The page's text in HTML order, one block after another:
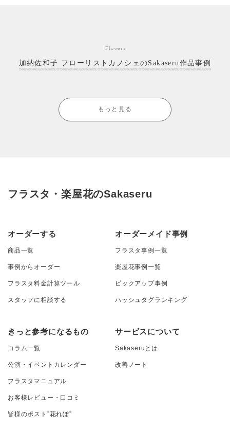
Flowers
加納佐和子 フローリストカノシェのSakaseru作品事例
もっと見る
フラスタ・楽屋花のSakaseru
オーダーする
商品一覧
事例からオーダー
フラスタ料金計算ツール
スタッフに相談する
オーダーメイド事例
フラスタ事例一覧
楽屋花事例一覧
ピックアップ事例
ハッシュタグランキング
きっと参考になるもの
コラム一覧
公演・イベントカレンダー
フラスタマニュアル
お客様レビュー・口コミ
皆様のポスト”花れぽ”
サービスについて
Sakaseruとは
改善ノート